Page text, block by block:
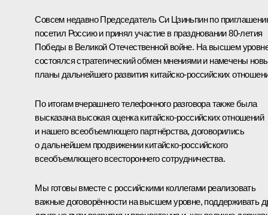
Совсем недавно Председатель Си Цзиньпин по
посетил Россию и принял участие в праздновании 80-летия
Победы в Великой Отечественной войне. На высшем
состоялся стратегический обмен мнениями и намечены
планы дальнейшего развития китайско-российских
По итогам вчерашнего телефонного разговора также была
высказана высокая оценка китайско-российских отношений
и нашего всеобъемлющего партнёрства, договорились
о дальнейшем продвижении китайско-российского
всеобъемлющего всестороннего сотрудничества.
Мы готовы вместе с российскими коллегами реализовать
важные договорённости на высшем уровне, поддерживать